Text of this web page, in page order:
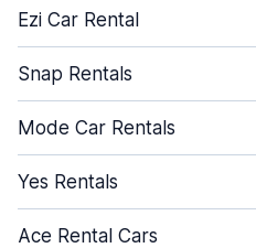
Ezi Car Rental
Snap Rentals
Mode Car Rentals
Yes Rentals
Ace Rental Cars